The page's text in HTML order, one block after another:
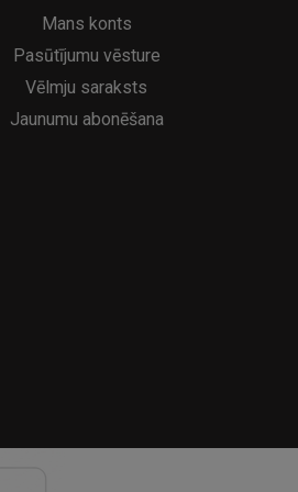
8.95€
Mans konts
Pasūtījumu vēsture
Vēlmju saraksts
Jaunumu abonēšana